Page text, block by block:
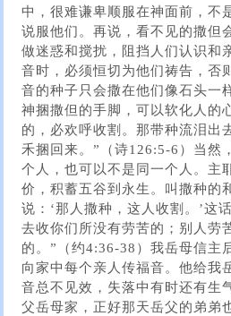
中，很难谦卑顺服在神面前，不
说服他们。再说，看不见的撒但
做迷惑和搅扰，阻挡人们认识和
音时，必须恒切为他们祷告，否
音的种子只会撒在他们像石头一
神捆撒但的手脚，可以软化人的
的，必欢呼收割。那带种流泪出
禾捆回来。”（诗126:5-6）当然
个人，也可以不是同一个人。主
价，积蓄五谷到永生。叫撒种的
说：‘那人撒种，这人收割。’这
去收你们所没有劳苦的；别人劳
的。”（约4:36-38）我岳母信主
向家中每个亲人传福音。他给我
音总不见效，失落中有时还有生
父岳母家，正好那天岳父的弟弟